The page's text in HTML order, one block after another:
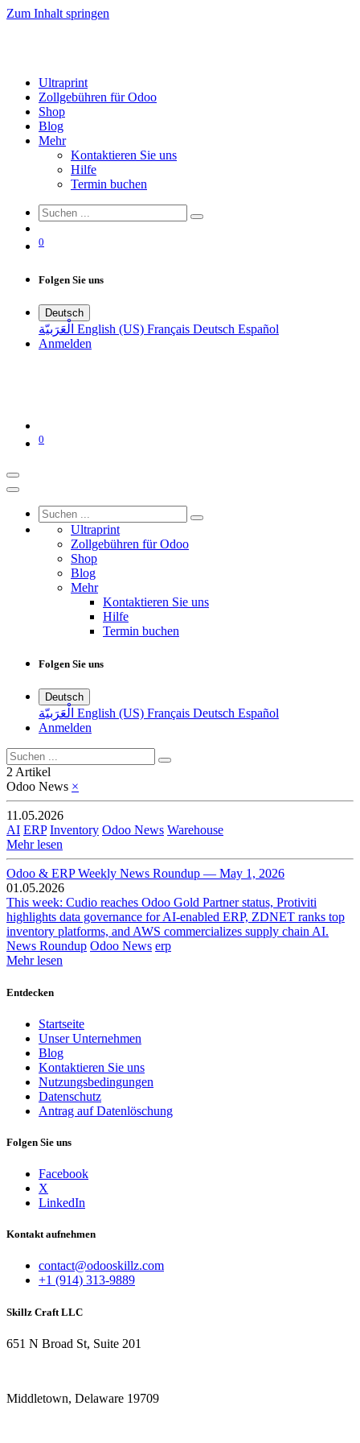
Zum Inhalt springen
Ultraprint
Zollgebühren für Odoo
Shop
Blog
Mehr
Kontaktieren Sie uns
Hilfe
Termin buchen
0
Folgen Sie uns
Deutsch
الْعَرَبيّة English (US) Français Deutsch Español
Anmelden
0
Ultraprint
Zollgebühren für Odoo
Shop
Blog
Mehr
Kontaktieren Sie uns
Hilfe
Termin buchen
Folgen Sie uns
Deutsch
الْعَرَبيّة English (US) Français Deutsch Español
Anmelden
2 Artikel
Odoo News ×
11.05.2026
AI ERP Inventory Odoo News Warehouse
Mehr lesen
Odoo & ERP Weekly News Roundup — May 1, 2026
01.05.2026
This week: Cudio reaches Odoo Gold Partner status, Protiviti
highlights data governance for AI-enabled ERP, ZDNET ranks top
inventory platforms, and AWS commercializes supply chain AI.
News Roundup Odoo News erp
Mehr lesen
Entdecken
Startseite
Unser Unternehmen
Blog
Kontaktieren Sie uns
Nutzungsbedingungen
Datenschutz
Antrag auf Datenlöschung
Folgen Sie uns
Facebook
X
LinkedIn
Kontakt aufnehmen
contact@odooskillz.com
+1 (914) 313-9889
Skillz Craft LLC
651 N Broad St, Suite 201
Middletown, Delaware 19709